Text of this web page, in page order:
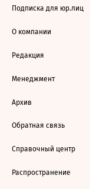
Подписка для юр.лиц
О компании
Редакция
Менеджмент
Архив
Обратная связь
Справочный центр
Распространение